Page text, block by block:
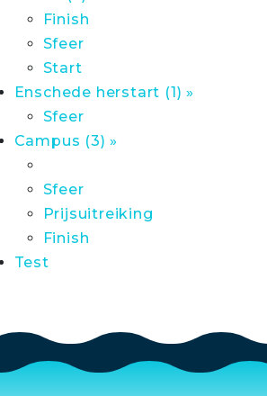
Finish
Sfeer
Start
Enschede herstart (1) »
Sfeer
Campus (3) »
Sfeer
Prijsuitreiking
Finish
Test